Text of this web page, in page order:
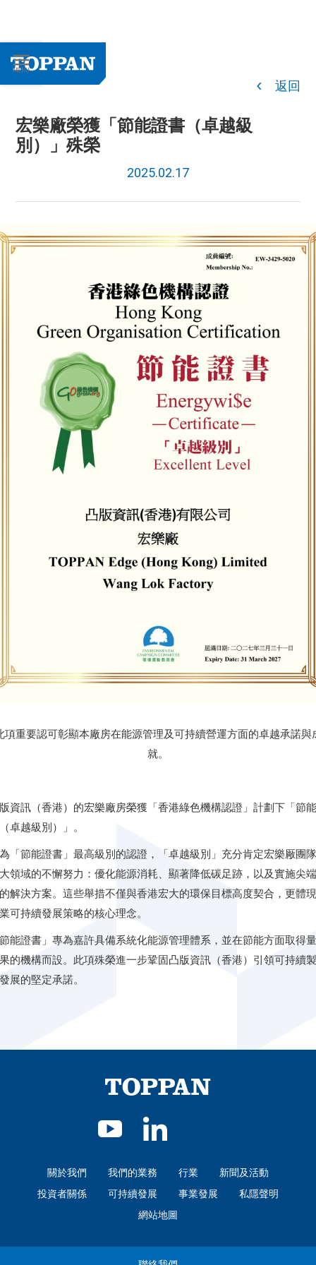
返回
宏樂廠榮獲「節能證書（卓越級
別）」殊榮
2025.02.17
項重要認可彰顯本廠房在能源管理及可持續營運方面的卓越承諾與
就。
資訊（香港）的宏樂廠房榮獲「香港綠色機構認證」計劃下「節
卓越級別）」。
「節能證書」最高級別的認證，「卓越級別」充分肯定宏樂厰團
領域的不懈努力：優化能源消耗、顯著降低碳足跡，以及實施尖
解決方案。這些舉措不僅與香港宏大的環保目標高度契合，更體
可持續發展策略的核心理念。
能證書」專為嘉許具備系統化能源管理體系，並在節能方面取得
的機構而設。此項殊榮進一步鞏固凸版資訊（香港）引領可持續
展的堅定承諾。
關於我們 我們的業務 行業
新聞及活動
投資者關係
可持續發展 事業發展
私隱聲明
網站地圖